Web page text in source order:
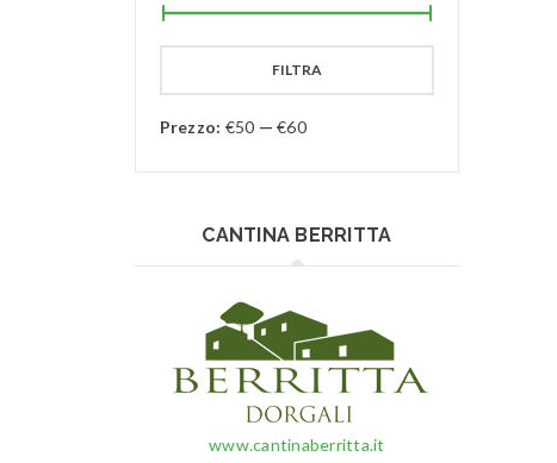
FILTRA
Prezzo: €50 — €60
CANTINA BERRITTA
www.cantinaberritta.it